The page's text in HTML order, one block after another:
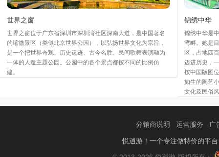
世界之窗
世界之窗位于广东省深圳市深圳湾社区深南大道，是中国著名
的缩微景区（类似北京世界公园），以弘扬世界文化为宗旨，
是一个把世界奇观、历史遗迹、古今名胜、民间歌舞表演融为
一体的人造主题公园。公园中的各个景点都按不同的比例仿
建。
锦绣中华
锦绣中华是
湾畔。她是
区，占地四
迈进历史，
按中国版图
如生的陶艺
文化及民俗
分销商说明 运营服务 广
悦逍游！一个专注做特价的平